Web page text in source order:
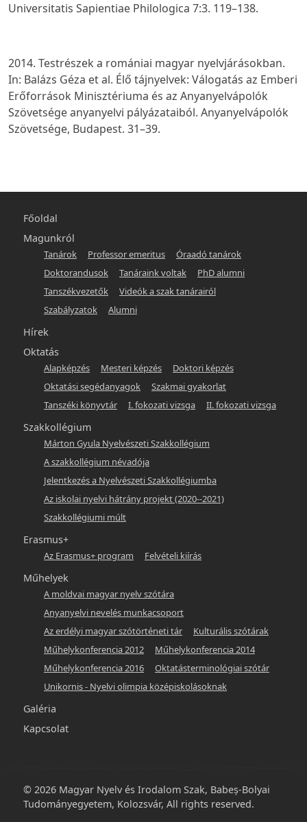
Universitatis Sapientiae Philologica 7:3. 119–138.
2014. Testrészek a romániai magyar nyelvjárásokban.
In: Balázs Géza et al. Élő tájnyelvek: Válogatás az Emberi
Erőforrások Minisztériuma és az Anyanyelvápolók
Szövetsége anyanyelvi pályázataiból. Anyanyelvápolók
Szövetsége, Budapest. 31–39.
Main
navigation
hunlang
Főoldal
Magunkról
Tanárok Professor emeritus
Óraadó tanárok
Doktorandusok
Tanáraink voltak
PhD alumni
Tanszékvezetők
Videók a szak tanárairól
Szabályzatok
Alumni
Hírek
Oktatás
Alapképzés Mesteri képzés
Doktori képzés
Oktatási segédanyagok
Szakmai gyakorlat
Tanszéki könyvtár
I. fokozati vizsga II. fokozati vizsga
Szakkollégium
Márton Gyula Nyelvészeti Szakkollégium
A szakkollégium névadója
Jelentkezés a Nyelvészeti Szakkollégiumba
Az iskolai nyelvi hátrány projekt (2020--2021)
Szakkollégiumi múlt
Erasmus+
Az Erasmus+ program Felvételi kiírás
Műhelyek
A moldvai magyar nyelv szótára
Anyanyelvi nevelés munkacsoport
Az erdélyi magyar szótörténeti tár
Kulturális szótárak
Műhelykonferencia 2012
Műhelykonferencia 2014
Műhelykonferencia 2016
Oktatásterminológiai szótár
Unikornis - Nyelvi olimpia középiskolásoknak
Galéria
Kapcsolat
© 2026 Magyar Nyelv és Irodalom Szak, Babeș-Bolyai
Tudományegyetem, Kolozsvár, All rights reserved.